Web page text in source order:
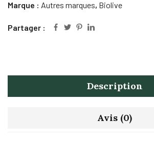
Marque : Autres marques, Biolive
Partager :
Description
Avis (0)